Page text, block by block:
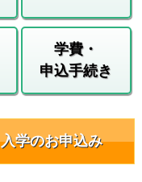
学費・
申込手続き
入学のお申込み